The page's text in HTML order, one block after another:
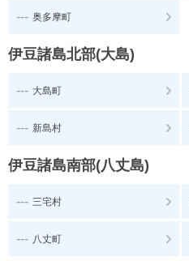
--- 奥多摩町
伊豆諸島北部(大島)
--- 大島町
--- 新島村
伊豆諸島南部(八丈島)
--- 三宅村
--- 八丈町